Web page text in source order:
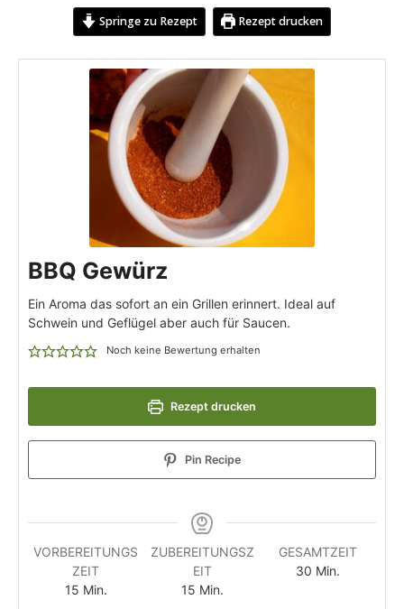
Springe zu Rezept Rezept drucken
BBQ Gewürz
Ein Aroma das sofort an ein Grillen erinnert. Ideal auf
Schwein und Geflügel aber auch für Saucen.
Noch keine Bewertung erhalten
Rezept drucken
Pin Recipe
VORBEREITUNGS
ZEIT
15 Min.
ZUBEREITUNGSZ
EIT
15 Min.
GESAMTZEIT
30 Min.